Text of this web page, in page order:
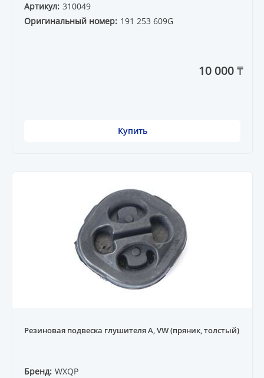
Артикул: 310049
Оригинальный номер: 191 253 609G
10 000 ₸
Купить
Резиновая подвеска глушителя A, VW (пряник, толстый)
Бренд: WXQP